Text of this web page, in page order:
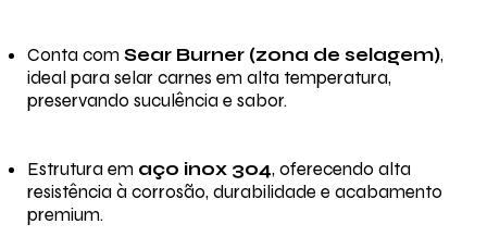
Conta com Sear Burner (zona de selagem),
ideal para selar carnes em alta temperatura,
preservando suculência e sabor.
Estrutura em aço inox 304, oferecendo alta
resistência à corrosão, durabilidade e acabamento
premium.